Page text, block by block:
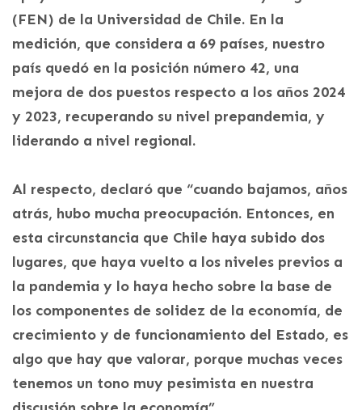
(FEN) de la Universidad de Chile. En la
medición, que considera a 69 países, nuestro
país quedó en la posición número 42, una
mejora de dos puestos respecto a los años 2024
y 2023, recuperando su nivel prepandemia, y
liderando a nivel regional.
Al respecto, declaró que “cuando bajamos, años
atrás, hubo mucha preocupación. Entonces, en
esta circunstancia que Chile haya subido dos
lugares, que haya vuelto a los niveles previos a
la pandemia y lo haya hecho sobre la base de
los componentes de solidez de la economía, de
crecimiento y de funcionamiento del Estado, es
algo que hay que valorar, porque muchas veces
tenemos un tono muy pesimista en nuestra